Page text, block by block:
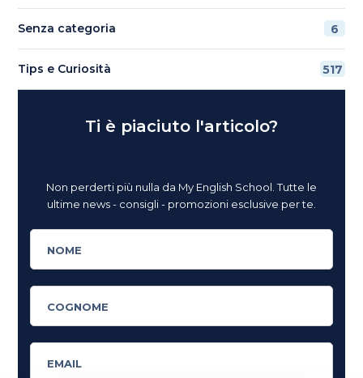
Senza categoria 6
Tips e Curiosità 517
Ti è piaciuto l'articolo?
Non perderti più nulla da My English School. Tutte le
ultime news - consigli - promozioni esclusive per te.